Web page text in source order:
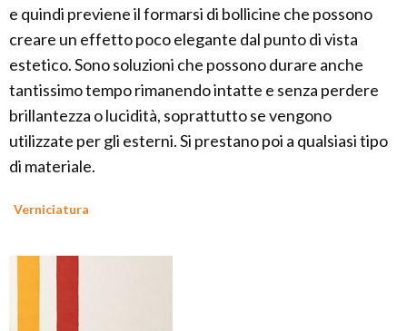
e quindi previene il formarsi di bollicine che possono
creare un effetto poco elegante dal punto di vista
estetico. Sono soluzioni che possono durare anche
tantissimo tempo rimanendo intatte e senza perdere
brillantezza o lucidità, soprattutto se vengono
utilizzate per gli esterni. Si prestano poi a qualsiasi tipo
di materiale.
Verniciatura